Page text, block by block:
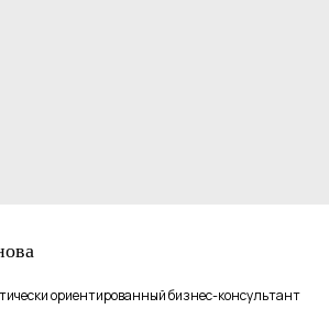
ориентированный бизнес-консультант